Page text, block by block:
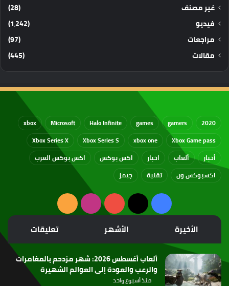
غير مصنف
(28)
فيديو
(1٬242)
مراجعات
(97)
مقالات
(445)
2020
gamers
games
Halo Infinite
Microsoft
xbox
Xbox Game pass
xbox one
Xbox Series S
Xbox Series X
أخبار
ألعاب اخبار اكس بوكس
اكس بوكس العرب
اكسبوكس ون
تقنية جيمز
فيسبوك
‫X
‫YouTubeانستقرامملخص
الموقع
RSS
الأخيرة الأشهر تعليقات
ألعاب أغسطس 2026: شهر مزدحم بالمغامرات
والرعب والعودة إلى العوالم الشهيرة
منذ أسبوع واحد